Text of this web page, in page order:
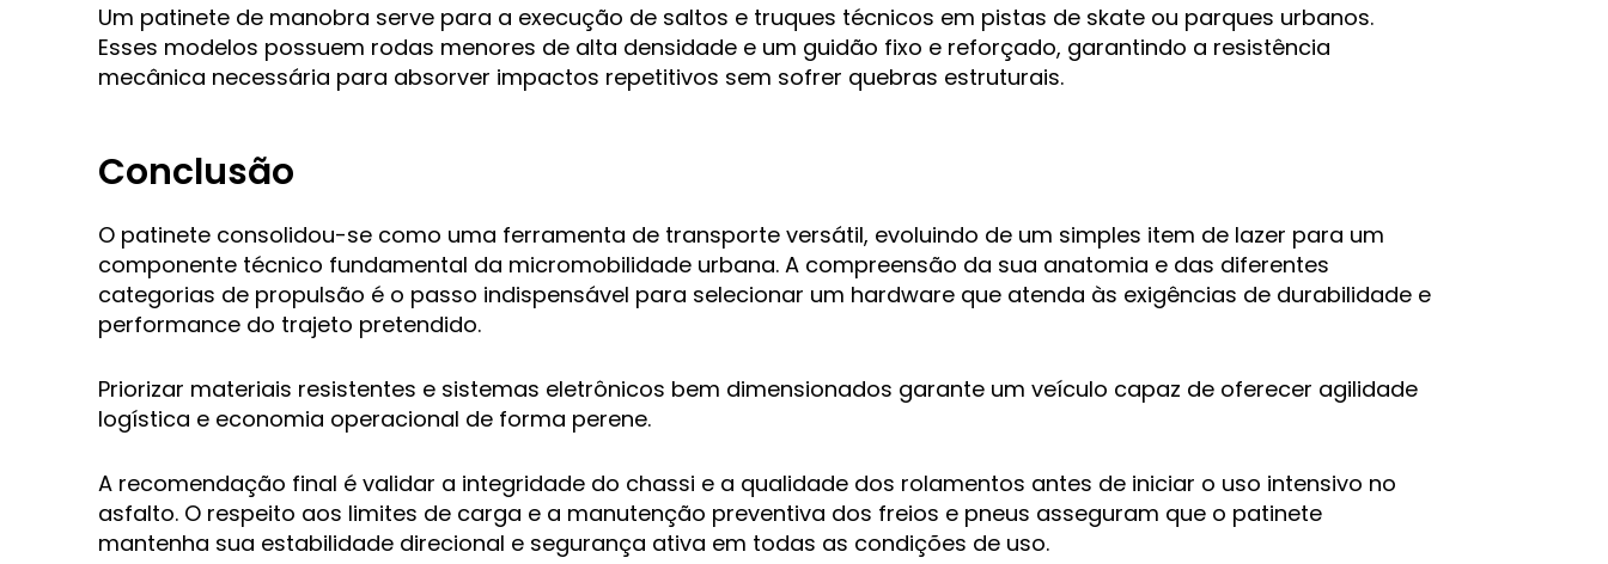
Um patinete de manobra serve para a execução de saltos e truques técnicos em pistas de skate ou parques urbanos.
Esses modelos possuem rodas menores de alta densidade e um guidão fixo e reforçado, garantindo a resistência
mecânica necessária para absorver impactos repetitivos sem sofrer quebras estruturais.
Conclusão
O patinete consolidou-se como uma ferramenta de transporte versátil, evoluindo de um simples item de lazer para um
componente técnico fundamental da micromobilidade urbana. A compreensão da sua anatomia e das diferentes
categorias de propulsão é o passo indispensável para selecionar um hardware que atenda às exigências de durabilidade e
performance do trajeto pretendido.
Priorizar materiais resistentes e sistemas eletrônicos bem dimensionados garante um veículo capaz de oferecer agilidade
logística e economia operacional de forma perene.
A recomendação final é validar a integridade do chassi e a qualidade dos rolamentos antes de iniciar o uso intensivo no
asfalto. O respeito aos limites de carga e a manutenção preventiva dos freios e pneus asseguram que o patinete
mantenha sua estabilidade direcional e segurança ativa em todas as condições de uso.